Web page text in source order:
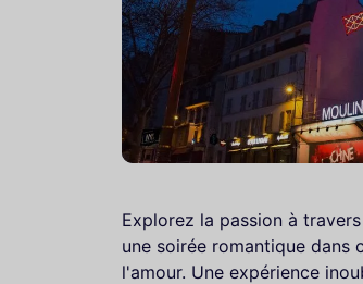
Explorez la passion à
une soirée romantique dans
l'amour. Une expérience